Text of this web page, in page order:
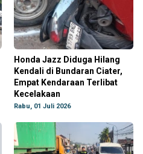
Honda Jazz Diduga Hilang
Kendali di Bundaran Ciater,
Empat Kendaraan Terlibat
Kecelakaan
Rabu, 01 Juli 2026